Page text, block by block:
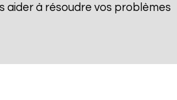
aider à résoudre vos problèmes